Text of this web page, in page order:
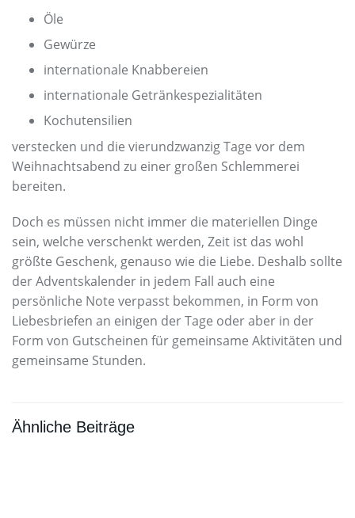
Öle
Gewürze
internationale Knabbereien
internationale Getränkespezialitäten
Kochutensilien
verstecken und die vierundzwanzig Tage vor dem
Weihnachtsabend zu einer großen Schlemmerei
bereiten.
Doch es müssen nicht immer die materiellen Dinge
sein, welche verschenkt werden, Zeit ist das wohl
größte Geschenk, genauso wie die Liebe. Deshalb sollte
der Adventskalender in jedem Fall auch eine
persönliche Note verpasst bekommen, in Form von
Liebesbriefen an einigen der Tage oder aber in der
Form von Gutscheinen für gemeinsame Aktivitäten und
gemeinsame Stunden.
Ähnliche Beiträge